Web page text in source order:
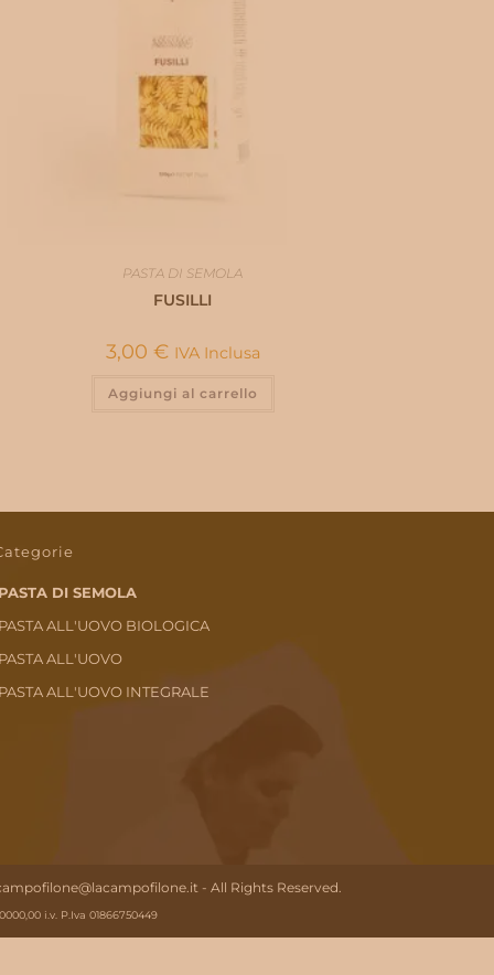
PASTA DI SEMOLA
FUSILLI
3,00 € IVA Inclusa
Aggiungi al carrello
PASTA DI SEMOLA
PASTA ALL'UOVO BIOLOGICA
PASTA ALL'UOVO
PASTA ALL'UOVO INTEGRALE
- All Rights Reserved.
i.v. P.Iva 01866750449